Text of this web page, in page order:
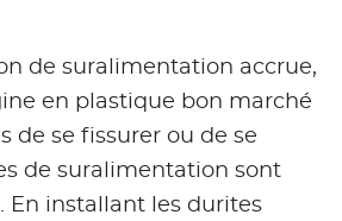
de suralimentation accrue,
en plastique bon marché
de se fissurer ou de se
de suralimentation sont
En installant les durites